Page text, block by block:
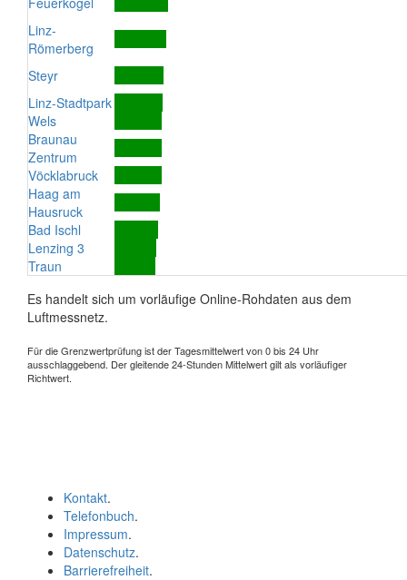
Linz-
Römerberg
Steyr
Linz-Stadtpark
Wels
Braunau
Zentrum
Vöcklabruck
Haag am
Hausruck
Bad Ischl
Lenzing 3
Traun
Es handelt sich um vorläufige Online-Rohdaten aus dem
Luftmessnetz.
Für die Grenzwertprüfung ist der Tagesmittelwert von 0 bis 24 Uhr
ausschlaggebend. Der gleitende 24-Stunden Mittelwert gilt als vorläufiger
Richtwert.
Kontakt.
Telefonbuch.
Impressum.
Datenschutz.
Barrierefreiheit.